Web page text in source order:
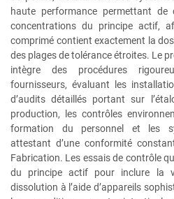
haute performance permettant de
concentrations du principe actif,
comprimé contient exactement la
des plages de tolérance étroites. Le
intègre des procédures
fournisseurs, évaluant les
d’audits détaillés portant sur
production, les contrôles
formation du personnel et les
attestant d’une conformité
Fabrication. Les essais de contrôle
du principe actif pour inclure la
dissolution à l’aide d’appareils